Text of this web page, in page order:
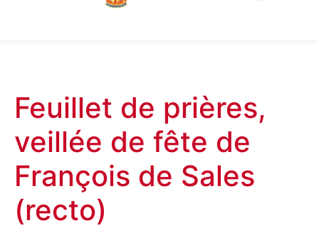
Feuillet de prières,
veillée de fête de
François de Sales
(recto)